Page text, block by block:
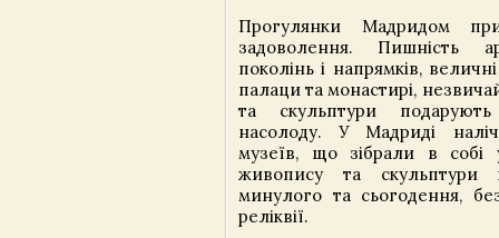
Прогулянки Мадридом
задоволення. Пишність
поколінь і напрямків,
палаци та монастирі,
та скульптури
насолоду. У Мадриді
музеїв, що зібрали в собі
живопису та скульптури
минулого та сьогодення,
реліквії.